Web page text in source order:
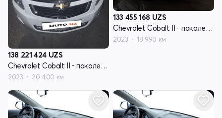
138 221 424 UZS
Chevrolet Cobalt II - поколение рестайлинг
2023 20 400 км
133 455 168 UZS
Chevrolet Cobalt II - поколение рестайлинг
2023 18 990 км